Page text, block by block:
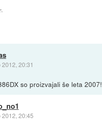
2012, 20:31
so proizvajali še leta 2007!
2012, 20:45